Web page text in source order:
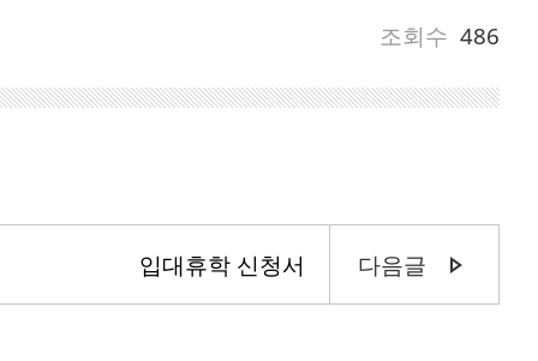
조회수 486
다음글
입대휴학 신청서